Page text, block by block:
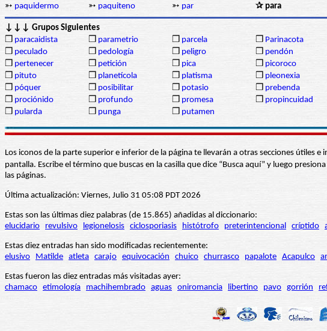
➳ paquidermo ➳ paquiteno ➳ par ✰ para
↓↓↓ Grupos Siguientes
❒ paracaidista ❒ parametrio ❒ parcela ❒ Parinacota
❒ peculado ❒ pedología ❒ peligro ❒ pendón
❒ pertenecer ❒ petición ❒ pica ❒ picoroco
❒ pituto ❒ planetícola ❒ platisma ❒ pleonexia
❒ póquer ❒ posibilitar ❒ potasio ❒ prebenda
❒ prociónido ❒ profundo ❒ promesa ❒ propincuidad
❒ pularda ❒ punga ❒ putamen
Los iconos de la parte superior e inferior de la página te llevarán a otras secciones útiles
pantalla. Escribe el término que buscas en la casilla que dice “Busca aquí” y luego
las páginas.
Última actualización: Viernes, Julio 31 05:08 PDT 2026
Estas son las últimas diez palabras (de 15.865) añadidas al diccionario:
elucidario
revulsivo legionelosis ciclosporiasis histótrofo preterintencional críptido
Estas diez entradas han sido modificadas recientemente:
elusivo
Matilde atleta carajo equivocación chuico churrasco papalote Acapulco
Estas fueron las diez entradas más visitadas ayer:
chamaco etimología machihembrado aguas oniromancia libertino pavo gorrión